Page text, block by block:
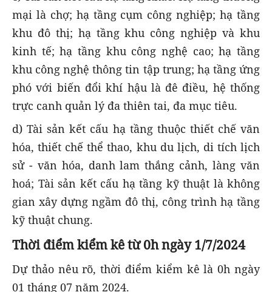
mại là chợ; hạ tầng cụm công nghiệp; hạ tầng
khu đô thị; hạ tầng khu công nghiệp và khu
kinh tế; hạ tầng khu công nghệ cao; hạ tầng
khu công nghệ thông tin tập trung; hạ tầng ứng
phó với biến đổi khí hậu là đê điều, hệ thống
trực canh quản lý đa thiên tai, đa mục tiêu.
d) Tài sản kết cấu hạ tầng thuộc thiết chế văn
hóa, thiết chế thể thao, khu du lịch, di tích lịch
sử - văn hóa, danh lam thắng cảnh, làng văn
hoá; Tài sản kết cấu hạ tầng kỹ thuật là không
gian xây dựng ngầm đô thị, công trình hạ tầng
kỹ thuật chung.
Thời điểm kiểm kê từ 0h ngày 1/7/2024
Dự thảo nêu rõ, thời điểm kiểm kê là 0h ngày
01 tháng 07 năm 2024.